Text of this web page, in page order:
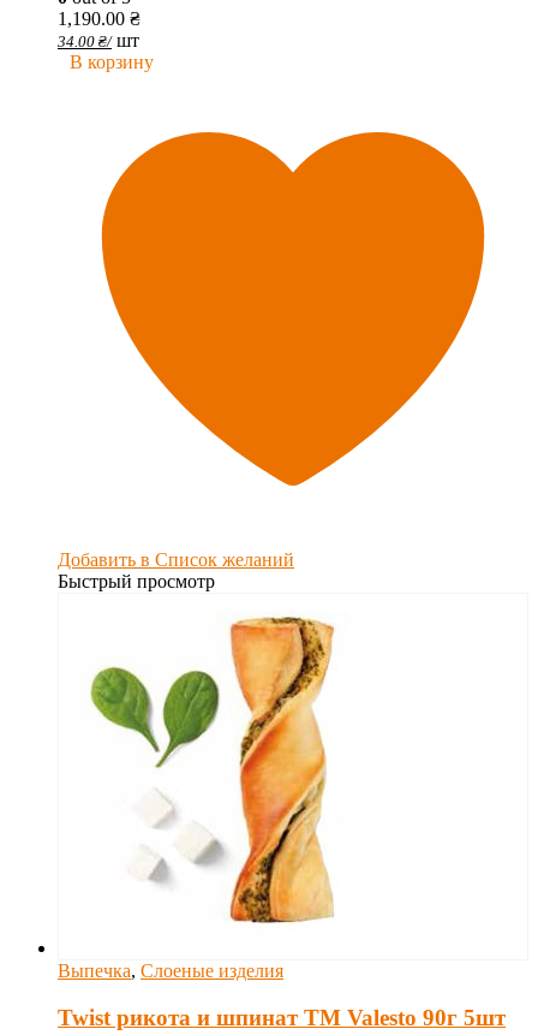
1,190.00 ₴
34.00 ₴/ шт
В корзину
Добавить в Список желаний
Быстрый просмотр
Выпечка, Слоеные изделия
Twist рикота и шпинат TM Valesto 90г 5шт